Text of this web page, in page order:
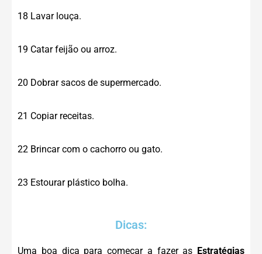
18 Lavar louça.
19 Catar feijão ou arroz.
20 Dobrar sacos de supermercado.
21 Copiar receitas.
22 Brincar com o cachorro ou gato.
23 Estourar plástico bolha.
Dicas:
Uma boa dica para começar a fazer as Estratégias